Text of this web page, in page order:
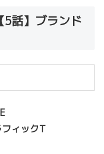
話】ブランド
ィックT